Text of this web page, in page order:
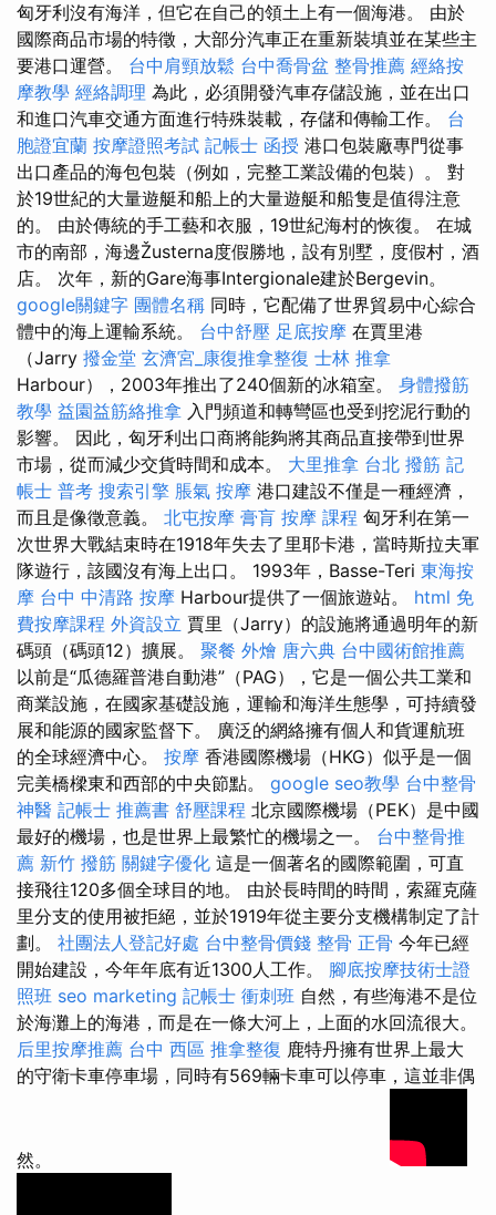
匈牙利沒有海洋，但它在自己的領土上有一個海港。 由於
國際商品市場的特徵，大部分汽車正在重新裝填並在某些主
要港口運營。 台中肩頸放鬆 台中喬骨盆 整骨推薦 經絡按
摩教學 經絡調理 為此，必須開發汽車存儲設施，並在出口
和進口汽車交通方面進行特殊裝載，存儲和傳輸工作。 台
胞證宜蘭 按摩證照考試 記帳士 函授 港口包裝廠專門從事
出口產品的海包包裝（例如，完整工業設備的包裝）。 對
於19世紀的大量遊艇和船上的大量遊艇和船隻是值得注意
的。 由於傳統的手工藝和衣服，19世紀海村的恢復。 在城
市的南部，海邊Žusterna度假勝地，設有別墅，度假村，酒
店。 次年，新的Gare海事Intergionale建於Bergevin。
google關鍵字 團體名稱 同時，它配備了世界貿易中心綜合
體中的海上運輸系統。 台中舒壓 足底按摩 在賈里港
（Jarry 撥金堂 玄濟宮_康復推拿整復 士林 推拿
Harbour），2003年推出了240個新的冰箱室。 身體撥筋
教學 益園益筋絡推拿 入門頻道和轉彎區也受到挖泥行動的
影響。 因此，匈牙利出口商將能夠將其商品直接帶到世界
市場，從而減少交貨時間和成本。 大里推拿 台北 撥筋 記
帳士 普考 搜索引擎 脹氣 按摩 港口建設不僅是一種經濟，
而且是像徵意義。 北屯按摩 膏肓 按摩 課程 匈牙利在第一
次世界大戰結束時在1918年失去了里耶卡港，當時斯拉夫軍
隊遊行，該國沒有海上出口。 1993年，Basse-Teri 東海按
摩 台中 中清路 按摩 Harbour提供了一個旅遊站。 html 免
費按摩課程 外資設立 賈里（Jarry）的設施將通過明年的新
碼頭（碼頭12）擴展。 聚餐 外燴 唐六典 台中國術館推薦
以前是“瓜德羅普港自動港”（PAG），它是一個公共工業和
商業設施，在國家基礎設施，運輸和海洋生態學，可持續發
展和能源的國家監督下。 廣泛的網絡擁有個人和貨運航班
的全球經濟中心。 按摩 香港國際機場（HKG）似乎是一個
完美橋樑東和西部的中央節點。 google seo教學 台中整骨
神醫 記帳士 推薦書 舒壓課程 北京國際機場（PEK）是中國
最好的機場，也是世界上最繁忙的機場之一。 台中整骨推
薦 新竹 撥筋 關鍵字優化 這是一個著名的國際範圍，可直
接飛往120多個全球目的地。 由於長時間的時間，索羅克薩
里分支的使用被拒絕，並於1919年從主要分支機構制定了計
劃。 社團法人登記好處 台中整骨價錢 整骨 正骨 今年已經
開始建設，今年年底有近1300人工作。 腳底按摩技術士證
照班 seo marketing 記帳士 衝刺班 自然，有些海港不是位
於海灘上的海港，而是在一條大河上，上面的水回流很大。
后里按摩推薦 台中 西區 推拿整復 鹿特丹擁有世界上最大
的守衛卡車停車場，同時有569輛卡車可以停車，這並非偶
然。